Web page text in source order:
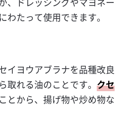
わたって使用できます。
イヨウアブラナを品種改良
取れる油のことです。クセ
ことから、揚げ物や炒め物な